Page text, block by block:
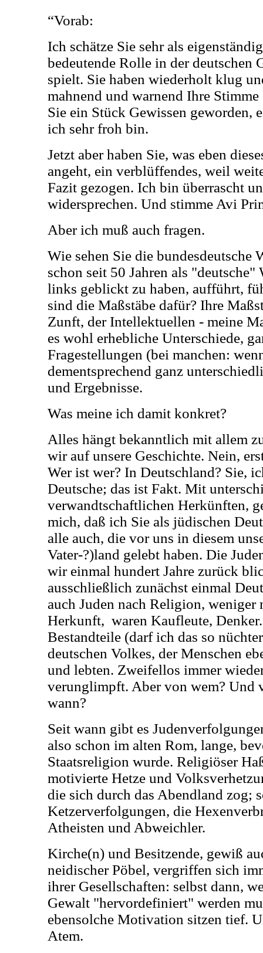
“Vorab:
Ich schätze Sie sehr als
bedeutende Rolle in der deutschen
spielt. Sie haben wiederholt klug
mahnend und warnend Ihre
Sie ein Stück Gewissen geworden,
ich sehr froh bin.
Jetzt aber haben Sie, was eben
angeht, ein verblüffendes, weil
Fazit gezogen. Ich bin überrascht
widersprechen. Und stimme Avi
Aber ich muß auch fragen.
Wie sehen Sie die bundesdeutsche
schon seit 50 Jahren als "deutsche"
links geblickt zu haben, aufführt,
sind die Maßstäbe dafür? Ihre
Zunft, der Intellektuellen - meine
es wohl erhebliche Unterschiede,
Fragestellungen (bei manchen:
dementsprechend ganz
und Ergebnisse.
Was meine ich damit konkret?
Alles hängt bekanntlich mit allem
wir auf unsere Geschichte. Nein,
Wer ist wer? In Deutschland? Sie,
Deutsche; das ist Fakt. Mit
verwandtschaftlichen Herkünften,
mich, daß ich Sie als jüdischen
alle auch, die vor uns in diesem
Vater-?)land gelebt haben. Die
wir einmal hundert Jahre zurück
ausschließlich zunächst einmal
auch Juden nach Religion, weniger
Herkunft, waren Kaufleute,
Bestandteile (darf ich das so
deutschen Volkes, der Menschen
und lebten. Zweifellos immer
verunglimpft. Aber von wem? Und
wann?
Seit wann gibt es
also schon im alten Rom, lange,
Staatsreligion wurde. Religiöser
motivierte Hetze und
die sich durch das Abendland zog;
Ketzerverfolgungen, die
Atheisten und Abweichler.
Kirche(n) und Besitzende, gewiß
neidischer Pöbel, vergriffen sich
ihrer Gesellschaften: selbst dann,
Gewalt "hervordefiniert" werden
ebensolche Motivation sitzen tief.
Atem.